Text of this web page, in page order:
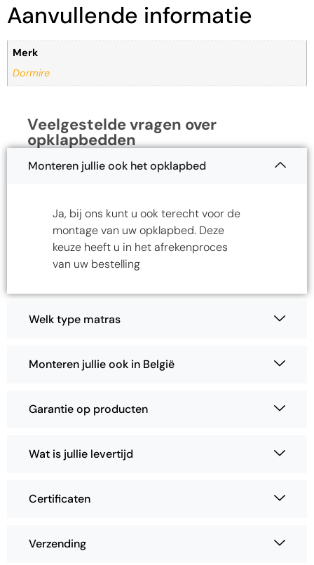
Aanvullende informatie
Merk
Dormire
Veelgestelde vragen over
opklapbedden
Monteren jullie ook het opklapbed
Ja, bij ons kunt u ook terecht voor de
montage van uw opklapbed. Deze
keuze heeft u in het afrekenproces
van uw bestelling
Welk type matras
Monteren jullie ook in België
Garantie op producten
Wat is jullie levertijd
Certificaten
Verzending